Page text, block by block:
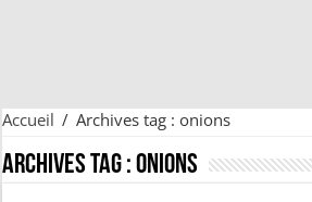
Accueil / Archives tag : onions
Archives tag :onions